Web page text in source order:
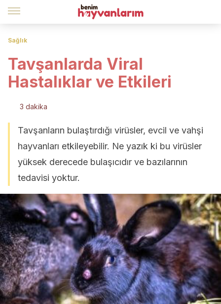
Sağlık
Tavşanlarda Viral
Hastalıklar ve Etkileri
3 dakika
Tavşanların bulaştırdığı virüsler, evcil ve vahşi
hayvanları etkileyebilir. Ne yazık ki bu virüsler
yüksek derecede bulaşıcıdır ve bazılarının
tedavisi yoktur.